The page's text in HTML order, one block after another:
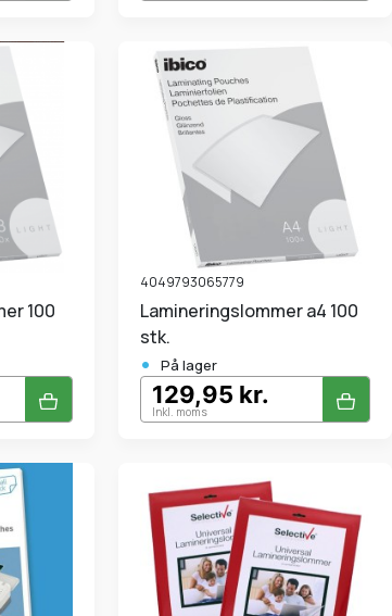
4049793065779
Lamineringslommer a4 100
stk.
• På lager
129,95 kr.
Inkl. moms